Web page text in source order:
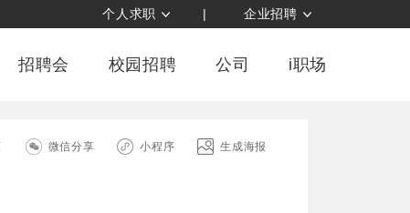
个人求职 | 企业招聘
招聘会 校园招聘 公司 i职场
微信分享 小程序 生成海报